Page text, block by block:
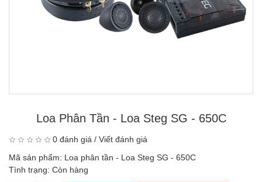
Loa Phân Tần - Loa Steg SG - 650C
0 đánh giá / Viết đánh giá
Mã sản phẩm: Loa phân tần - Loa Steg SG - 650C
Tình trạng: Còn hàng